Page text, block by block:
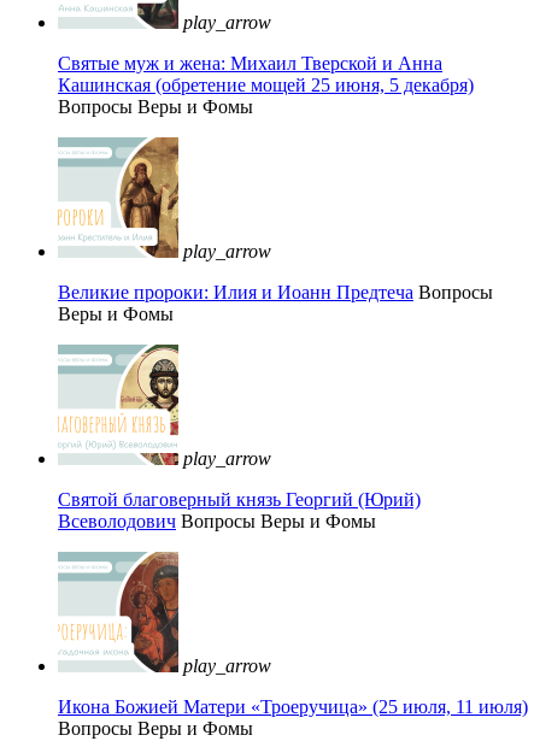
play_arrow
Святые муж и жена: Михаил Тверской и Анна
Кашинская (обретение мощей 25 июня, 5 декабря)
Вопросы Веры и Фомы
play_arrow
Великие пророки: Илия и Иоанн Предтеча Вопросы
Веры и Фомы
play_arrow
Святой благоверный князь Георгий (Юрий)
Всеволодович Вопросы Веры и Фомы
play_arrow
Икона Божией Матери «Троеручица» (25 июля, 11 июля)
Вопросы Веры и Фомы